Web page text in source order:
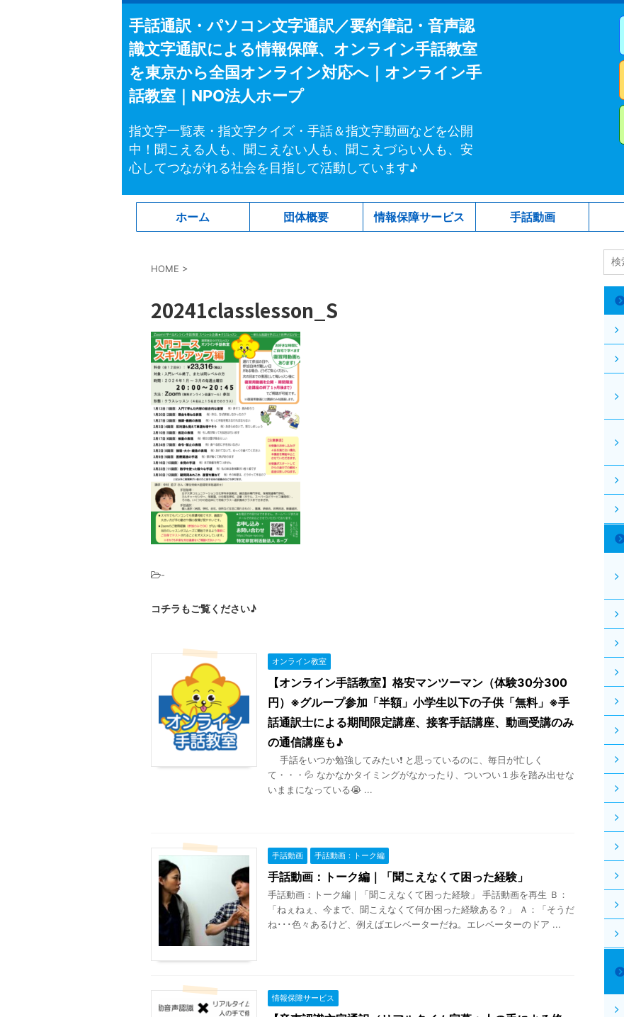
手話通訳・パソコン文字通訳／要約筆記・音声認
識文字通訳による情報保障、オンライン手話教室
を東京から全国オンライン対応へ｜オンライン手
話教室｜NPO法人ホープ
指文字一覧表・指文字クイズ・手話＆指文字動画などを公開
中！聞こえる人も、聞こえない人も、聞こえづらい人も、安
心してつながれる社会を目指して活動しています♪
ホーム 団体概要 情報保障サービス 手話動画
HOME >
20241classlesson_S
-
コチラもご覧ください♪
オンライン教室
【オンライン手話教室】格安マンツーマン（体験30分300
円）※グループ参加「半額」小学生以下の子供「無料」※手
話通訳士による期間限定講座、接客手話講座、動画受講のみ
の通信講座も♪
手話をいつか勉強してみたい❗ と思っているのに、毎日が忙しく
て・・・💦 なかなかタイミングがなかったり、ついつい１歩を踏み出せな
いままになっている😭 ...
手話動画 手話動画：トーク編
手話動画：トーク編｜「聞こえなくて困った経験」
手話動画：トーク編｜「聞こえなくて困った経験」 手話動画を再生 Ｂ：
「ねぇねぇ、今まで、聞こえなくて何か困った経験ある？」 Ａ：「そうだ
ね･･･色々あるけど、例えばエレベーターだね。エレベーターのドア ...
情報保障サービス